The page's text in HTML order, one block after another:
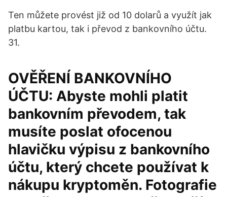
Ten můžete provést již od 10 dolarů a využít jak
platbu kartou, tak i převod z bankovního účtu.
31.
OVĚŘENÍ BANKOVNÍHO
ÚČTU: Abyste mohli platit
bankovním převodem, tak
musíte poslat ofocenou
hlavičku výpisu z bankovního
účtu, který chcete používat k
nákupu kryptoměn. Fotografie